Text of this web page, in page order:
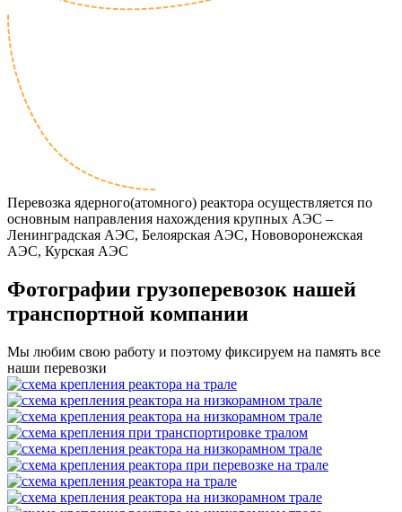
Перевозка ядерного(атомного) реактора осуществляется по
основным направления нахождения крупных АЭС –
Ленинградская АЭС, Белоярская АЭС, Нововоронежская
АЭС, Курская АЭС
Фотографии грузоперевозок нашей
транспортной компании
Мы любим свою работу и поэтому фиксируем на память все
наши перевозки